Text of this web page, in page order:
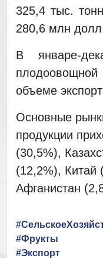
325,4 тыс.
280,6 млн
В январе-
объеме
Основные
продукции
(30,5%),
(12,2%), Китай
Афганистан
#Фрукты
#Экспорт